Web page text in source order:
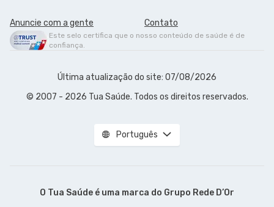
Anuncie com a gente Contato
Este selo certifica que o nosso conteúdo de saúde é de
confiança.
Última atualização do site: 07/08/2026
© 2007 - 2026 Tua Saúde. Todos os direitos reservados.
Português
O Tua Saúde é uma marca do Grupo Rede D’Or